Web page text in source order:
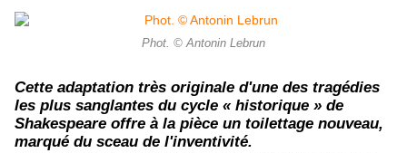
Phot. © Antonin Lebrun
Cette adaptation très originale d'une des tragédies
les plus sanglantes du cycle « historique » de
Shakespeare offre à la pièce un toilettage nouveau,
marqué du sceau de l'inventivité.